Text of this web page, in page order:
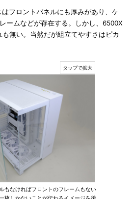
フロントパネルにも厚みがあり、ケ
ームなどが存在する。しかし、6500X
無い。当然だが組立てやすさはピカ
もなければフロントのフレームもない